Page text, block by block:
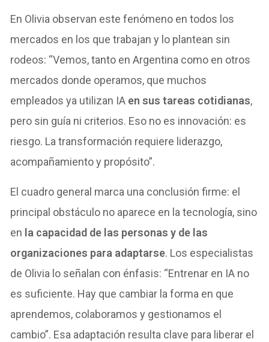
En Olivia observan este fenómeno en todos los
mercados en los que trabajan y lo plantean sin
rodeos: “Vemos, tanto en Argentina como en otros
mercados donde operamos, que muchos
empleados ya utilizan IA en sus tareas cotidianas,
pero sin guía ni criterios. Eso no es innovación: es
riesgo. La transformación requiere liderazgo,
acompañamiento y propósito”.
El cuadro general marca una conclusión firme: el
principal obstáculo no aparece en la tecnología, sino
en la capacidad de las personas y de las
organizaciones para adaptarse. Los especialistas
de Olivia lo señalan con énfasis: “Entrenar en IA no
es suficiente. Hay que cambiar la forma en que
aprendemos, colaboramos y gestionamos el
cambio”. Esa adaptación resulta clave para liberar el